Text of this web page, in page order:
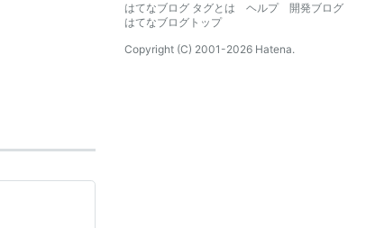
はてなブログ タグとは
ヘルプ
開発ブログ
はてなブログトップ
Copyright (C) 2001-2026 Hatena.